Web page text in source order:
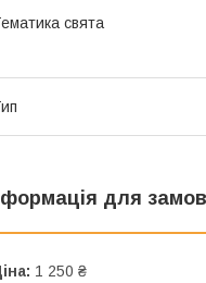
свята
для
1 250 ₴